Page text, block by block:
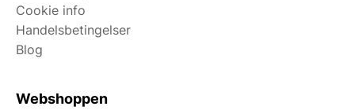
Cookie info
Handelsbetingelser
Blog
Webshoppen